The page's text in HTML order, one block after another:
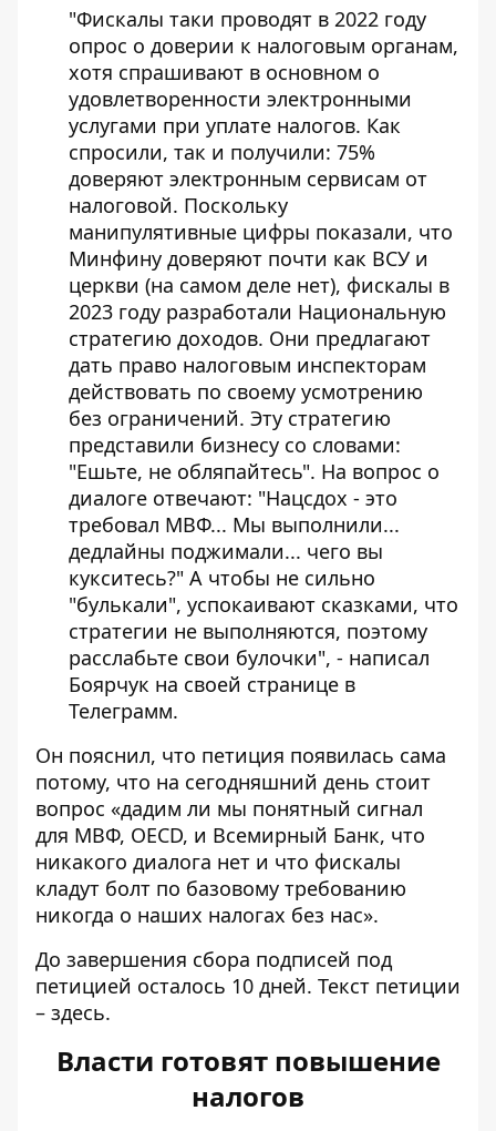
"Фискалы таки проводят в 2022 году
опрос о доверии к налоговым органам,
хотя спрашивают в основном о
удовлетворенности электронными
услугами при уплате налогов. Как
спросили, так и получили: 75%
доверяют электронным сервисам от
налоговой. Поскольку
манипулятивные цифры показали, что
Минфину доверяют почти как ВСУ и
церкви (на самом деле нет), фискалы в
2023 году разработали Национальную
стратегию доходов. Они предлагают
дать право налоговым инспекторам
действовать по своему усмотрению
без ограничений. Эту стратегию
представили бизнесу со словами:
"Ешьте, не обляпайтесь". На вопрос о
диалоге отвечают: "Нацсдох - это
требовал МВФ... Мы выполнили...
дедлайны поджимали... чего вы
кукситесь?" А чтобы не сильно
"булькали", успокаивают сказками, что
стратегии не выполняются, поэтому
расслабьте свои булочки", - написал
Боярчук на своей странице в
Телеграмм.
Он пояснил, что петиция появилась сама
потому, что на сегодняшний день стоит
вопрос «дадим ли мы понятный сигнал
для МВФ, OECD, и Всемирный Банк, что
никакого диалога нет и что фискалы
кладут болт по базовому требованию
никогда о наших налогах без нас».
До завершения сбора подписей под
петицией осталось 10 дней. Текст петиции
– здесь.
Власти готовят повышение
налогов